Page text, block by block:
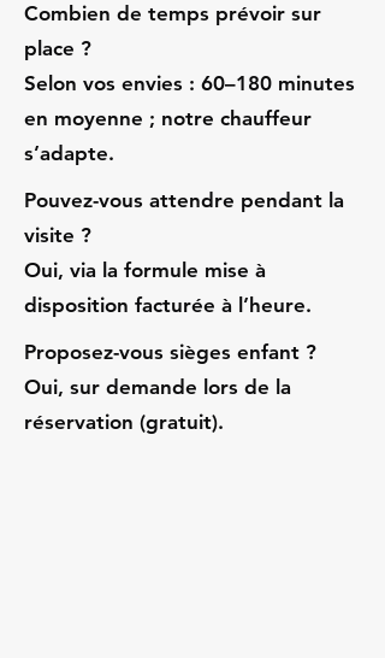
Combien de temps prévoir sur
place ?
Selon vos envies : 60–180 minutes
en moyenne ; notre chauffeur
s’adapte.
Pouvez-vous attendre pendant la
visite ?
Oui, via la formule mise à
disposition facturée à l’heure.
Proposez-vous sièges enfant ?
Oui, sur demande lors de la
réservation (gratuit).